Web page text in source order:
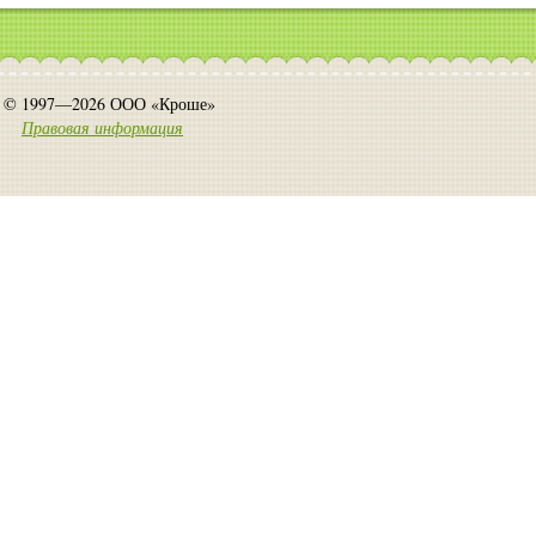
© 1997—2026 ООО «Кроше»
Правовая информация